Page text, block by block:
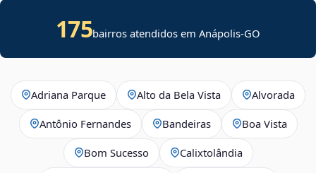
175bairros atendidos em Anápolis-GO
Adriana Parque Alto da Bela Vista Alvorada
Antônio Fernandes Bandeiras Boa Vista
Bom Sucesso Calixtolândia